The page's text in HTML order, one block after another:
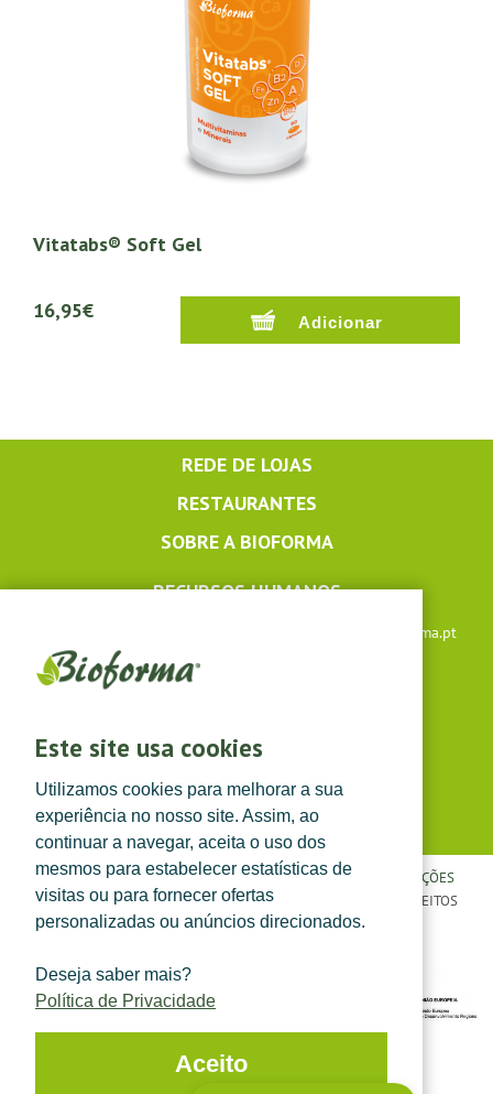
Este site usa cookies
Utilizamos cookies para melhorar a sua
experiência no nosso site. Assim, ao
continuar a navegar, aceita o uso dos
mesmos para estabelecer estatísticas de
visitas ou para fornecer ofertas
personalizadas ou anúncios direcionados.
Deseja saber mais?
Política de Privacidade
Aceito
Vitatabs® Soft Gel
16,95€
REDE DE LOJAS
RESTAURANTES
SOBRE A BIOFORMA
RECURSOS HUMANOS
lojaonline@bioforma.pt
(dias úteis das 8h30 às 13h e das 14h às 17h30)
POLÍTICA DE PRIVACIDADE|TERMOS E CONDIÇÕES
CONDIÇÕES
GERAIS DE VENDA | ©TOPFARMA, LDA. 2022.
TODOS OS DIREITOS
RESERVADOS.